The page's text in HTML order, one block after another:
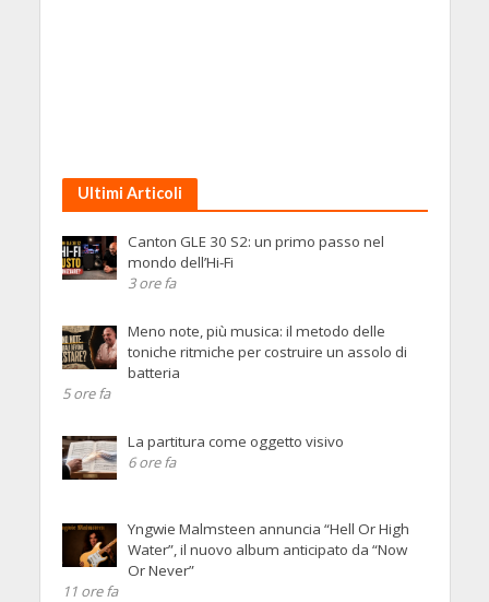
Ultimi Articoli
Canton GLE 30 S2: un primo passo nel
mondo dell’Hi-Fi
3 ore fa
Meno note, più musica: il metodo delle
toniche ritmiche per costruire un assolo di
batteria
5 ore fa
La partitura come oggetto visivo
6 ore fa
Yngwie Malmsteen annuncia “Hell Or High
Water”, il nuovo album anticipato da “Now
Or Never”
11 ore fa